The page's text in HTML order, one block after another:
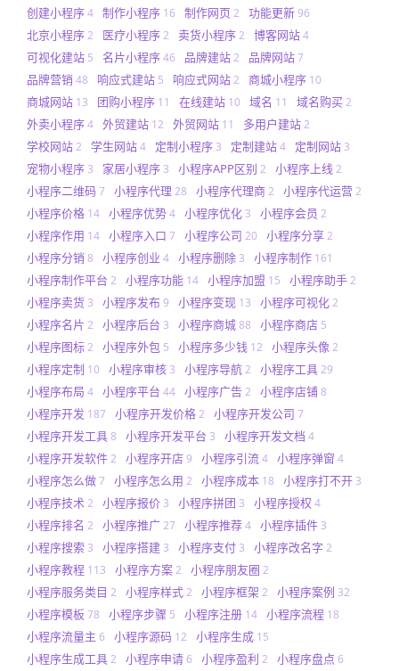
创建小程序4 制作小程序 16 制作网页 2 功能更新96
北京小程序2 医疗小程序2 卖货小程序2 博客网站4
可视化建站 5 名片小程序46 品牌建站2 品牌网站7
品牌营销 48 响应式建站 5 响应式网站2 商城小程序 10
商城网站 13 团购小程序 11 在线建站 10 域名 11 域名购买2
外卖小程序4 外贸建站 12 外贸网站 11 多用户建站2
学校网站2 学生网站4 定制小程序 3 定制建站4 定制网站 3
宠物小程序 3 家居小程序 3 小程序APP区别 2 小程序上线 2
小程序二维码7 小程序代理 28 小程序代理商2 小程序代运营2
小程序价格 14 小程序优势4 小程序优化 3 小程序会员 2
小程序作用 14 小程序入口 7 小程序公司 20 小程序分享2
小程序分销 8 小程序创业 4 小程序删除 3 小程序制作 161
小程序制作平台 2 小程序功能 14 小程序加盟 15 小程序助手2
小程序卖货 3 小程序发布9 小程序变现 13 小程序可视化2
小程序名片 2 小程序后台 3 小程序商城88 小程序商店 5
小程序图标2 小程序外包 5 小程序多少钱 12 小程序头像 2
小程序定制 10 小程序审核 3 小程序导航2 小程序工具29
小程序布局 4 小程序平台 44 小程序广告2 小程序店铺8
小程序开发 187 小程序开发价格2 小程序开发公司 7
小程序开发工具8 小程序开发平台 3 小程序开发文档 4
小程序开发软件2 小程序开店9 小程序引流4 小程序弹窗 4
小程序怎么做7 小程序怎么用 2 小程序成本 18 小程序打不开 3
小程序技术 2 小程序报价 3 小程序拼团 3 小程序授权 4
小程序排名 2 小程序推广27 小程序推荐4 小程序插件 3
小程序搜索 3 小程序搭建 3 小程序支付 3 小程序改名字 2
小程序教程 113 小程序方案2 小程序朋友圈 2
小程序服务类目 2 小程序样式2 小程序框架 2 小程序案例 32
小程序模板 78 小程序步骤 5 小程序注册 14 小程序流程 18
小程序流量主 6 小程序源码 12 小程序生成 15
小程序生成工具2 小程序申请6 小程序盈利 2 小程序盘点 6